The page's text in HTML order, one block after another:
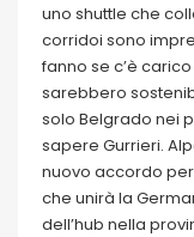
uno shuttle che
corridoi sono
fanno se c’è
sarebbero
solo Belgrado nei
sapere Gurrieri.
nuovo accordo
che unirà la
dell’hub nella